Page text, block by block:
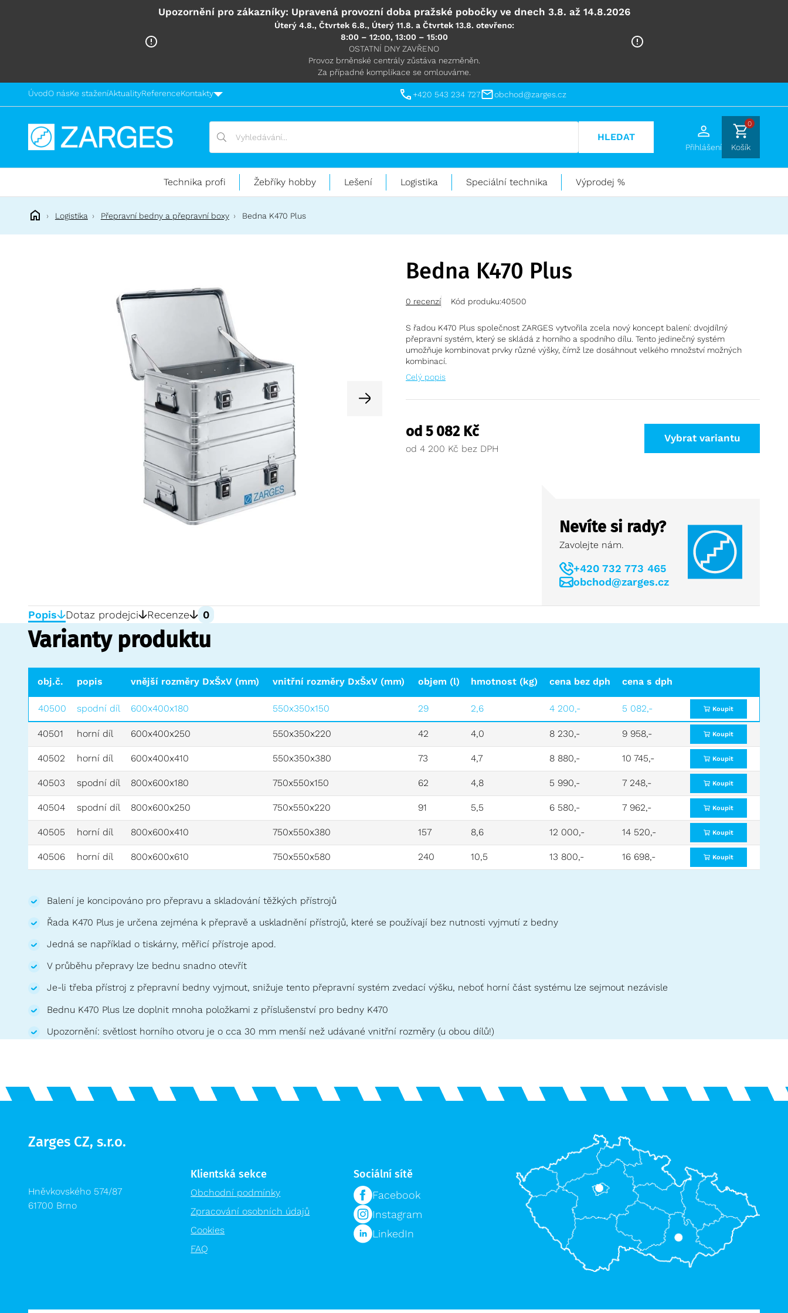
Upozornění pro zákazníky: Upravená provozní doba pražské pobočky ve dnech 3.8. až 14.8.2026
Úterý 4.8., Čtvrtek 6.8., Úterý 11.8. a Čtvrtek 13.8. otevřeno:
8:00 – 12:00, 13:00 – 15:00
OSTATNÍ DNY ZAVŘENO
Provoz brněnské centrály zůstáva nezměněn.
Za případné komplikace se omlouváme.
ÚvodO násKe staženíAktualityReferenceKontakty +420 543 234 727 obchod@zarges.cz
Technika
práci
výškách
Vyhledávání
Vyhledávání
HLEDAT
Přihlášení
0
Košík
Technika profi Žebříky hobby Lešení Logistika Speciální technika Výprodej %
Logistika Přepravní bedny a přepravní boxy Bedna K470 Plus
Bedna K470 Plus
0 recenzí Kód produku:40500
S řadou K470 Plus společnost ZARGES vytvořila zcela nový koncept balení: dvojdílný
přepravní systém, který se skládá z horního a spodního dílu. Tento jedinečný systém
umožňuje kombinovat prvky různé výšky, čímž lze dosáhnout velkého množství možných
kombinací.
Celý popis
od 5 082 Kč
od 4 200 Kč
Vybrat variantu
Nevíte si rady?
Zavolejte nám.
+420 732 773 465
obchod@zarges.cz
Popis Dotaz prodejci Recenze 0
Varianty produktu
obj.č. popis vnější rozměry DxŠxV (mm) vnitřní rozměry DxŠxV (mm) objem (l) hmotnost (kg) cena bez dph cena s dph
40500 spodní díl 600x400x180 550x350x150 29 2,6 4 200,- 5 082,- Koupit
40501 horní díl 600x400x250 550x350x220 42 4,0 8 230,- 9 958,- Koupit
40502 horní díl 600x400x410 550x350x380 73 4,7 8 880,- 10 745,- Koupit
40503 spodní díl 800x600x180 750x550x150 62 4,8 5 990,- 7 248,- Koupit
40504 spodní díl 800x600x250 750x550x220 91 5,5 6 580,- 7 962,- Koupit
40505 horní díl 800x600x410 750x550x380 157 8,6 12 000,- 14 520,- Koupit
40506 horní díl 800x600x610 750x550x580 240 10,5 13 800,- 16 698,- Koupit
Balení je koncipováno pro přepravu a skladování těžkých přístrojů
Řada K470 Plus je určena zejména k přepravě a uskladnění přístrojů, které se používají bez nutnosti vyjmutí z bedny
Jedná se například o tiskárny, měřicí přístroje apod.
V průběhu přepravy lze bednu snadno otevřít
Je-li třeba přístroj z přepravní bedny vyjmout, snižuje tento přepravní systém zvedací výšku, neboť horní část systému lze sejmout nezávisle
Bednu K470 Plus lze doplnit mnoha položkami z příslušenství pro bedny K470
Upozornění: světlost horního otvoru je o cca 30 mm menší než udávané vnitřní rozměry (u obou dílů!)
Zarges CZ, s.r.o.
Hněvkovského 574/87
61700 Brno
Klientská sekce
Obchodní podmínky
Zpracování osobních údajů
Cookies
FAQ
Sociální sítě
Facebook
Instagram
LinkedIn